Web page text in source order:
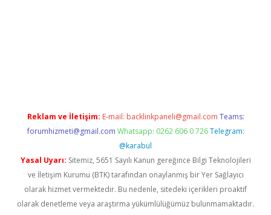
Reklam ve İletişim: E-mail: backlinkpaneli@gmail.com Teams:
forumhizmeti@gmail.com Whatsapp: 0262 606 0 726 Telegram:
@karabul
Yasal Uyarı: Sitemiz, 5651 Sayılı Kanun gereğince Bilgi Teknolojileri
ve İletişim Kurumu (BTK) tarafından onaylanmış bir Yer Sağlayıcı
olarak hizmet vermektedir. Bu nedenle, sitedeki içerikleri proaktif
olarak denetleme veya araştırma yükümlülüğümüz bulunmamaktadır.